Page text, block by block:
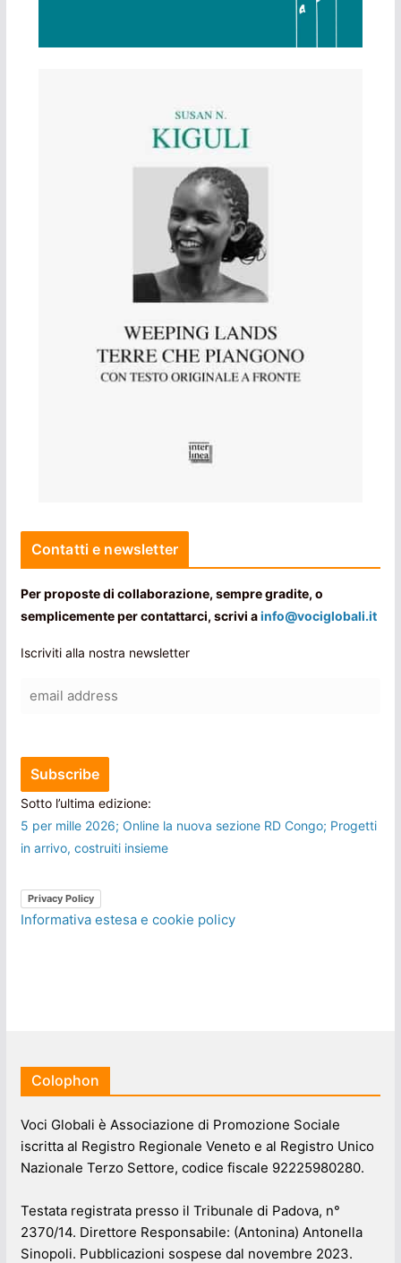
Contatti e newsletter
Per proposte di collaborazione, sempre gradite, o
semplicemente per contattarci, scrivi ainfo@vociglobali.it
Iscriviti alla nostra newsletter
Sotto l’ultima edizione:
5 per mille 2026; Online la nuova sezione RD Congo; Progetti
in arrivo, costruiti insieme
Privacy Policy
Informativa estesa e cookie policy
Colophon
Voci Globali è Associazione di Promozione Sociale
iscritta al Registro Regionale Veneto e al Registro Unico
Nazionale Terzo Settore, codice fiscale 92225980280.
Testata registrata presso il Tribunale di Padova, n°
2370/14. Direttore Responsabile: (Antonina) Antonella
Sinopoli. Pubblicazioni sospese dal novembre 2023.